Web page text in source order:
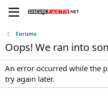
Forums
Oops! We ran into
An error occurred while the
try again later.